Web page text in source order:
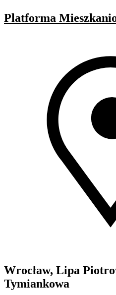
Platforma
Wrocław, Lipa
Tymiankowa